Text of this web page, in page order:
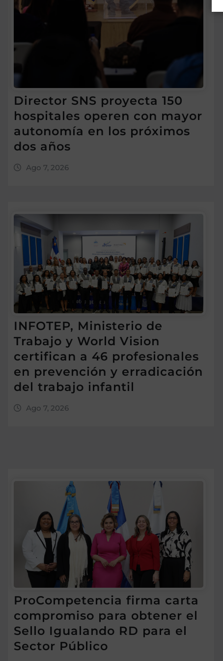
Director SNS proyecta 150
hospitales operen con mayor
autonomía en los próximos
dos años
Ago 7, 2026
INFOTEP, Ministerio de
Trabajo y World Vision
certifican a 46 profesionales
en prevención y erradicación
del trabajo infantil
Ago 7, 2026
ProCompetencia firma carta
compromiso para obtener el
Sello Igualando RD para el
Sector Público